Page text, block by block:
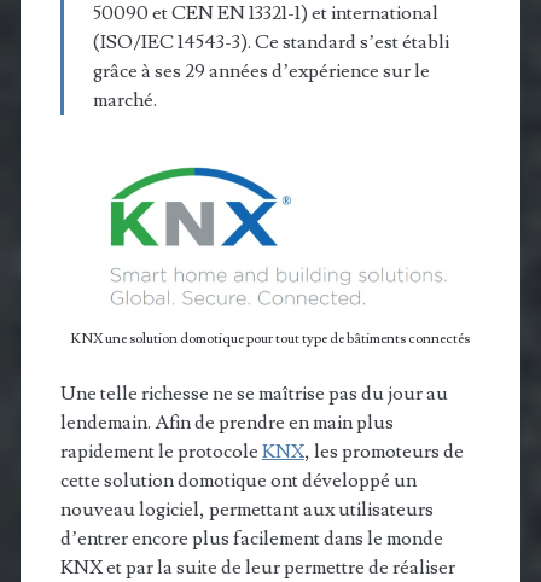
50090 et CEN EN 13321-1) et international
(ISO/IEC 14543-3). Ce standard s’est établi
grâce à ses 29 années d’expérience sur le
marché.
KNX une solution domotique pour tout type de bâtiments connectés
Une telle richesse ne se maîtrise pas du jour au
lendemain. Afin de prendre en main plus
rapidement le protocole KNX, les promoteurs de
cette solution domotique ont développé un
nouveau logiciel, permettant aux utilisateurs
d’entrer encore plus facilement dans le monde
KNX et par la suite de leur permettre de réaliser